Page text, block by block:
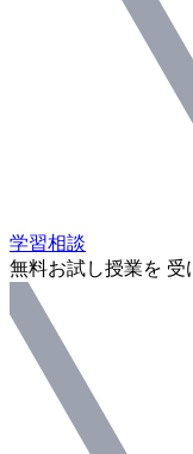
学習相談
無料お試し授業を 受